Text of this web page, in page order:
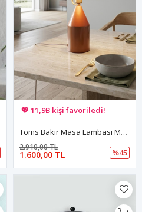
🚚 Hızlı teslimat yapılıyor!
💖 11,9B kişi favoriledi!
💸 Sepette 100 TL indirim!
Toms Bakır Masa Lambası Modern Dekoratif Metal Tasarım Şık Aydınlatma
1.600,00 TL
2.910,00 TL
%45